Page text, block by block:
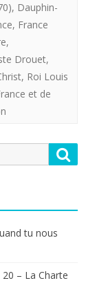
, Dauphin-
, France
,
Drouet,
, Roi Louis
et de
tu nous
– La Charte